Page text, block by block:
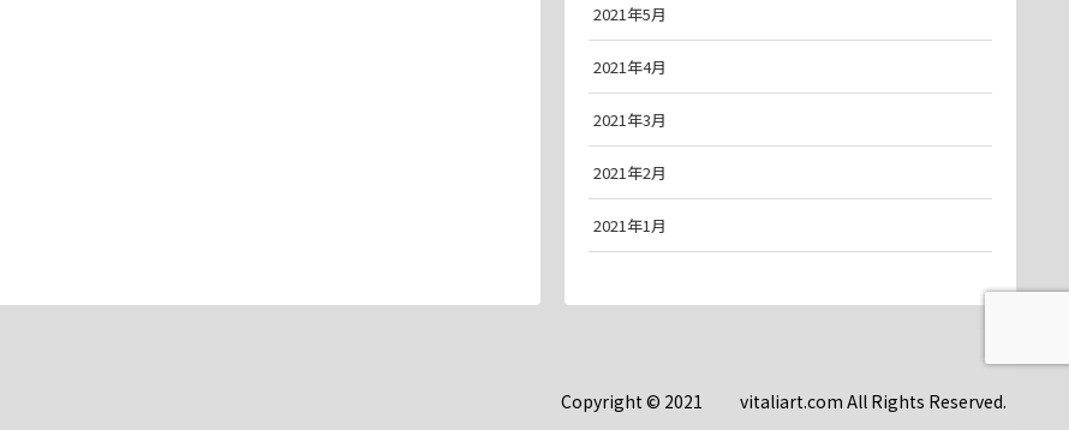
2021年5月
2021年4月
2021年3月
2021年2月
2021年1月
Copyright © 2021 vitaliart.com All Rights Reserved.